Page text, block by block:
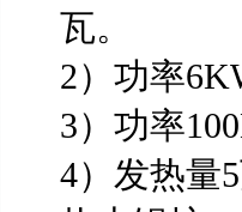
瓦。
2）功率
3）功率
4）发热量